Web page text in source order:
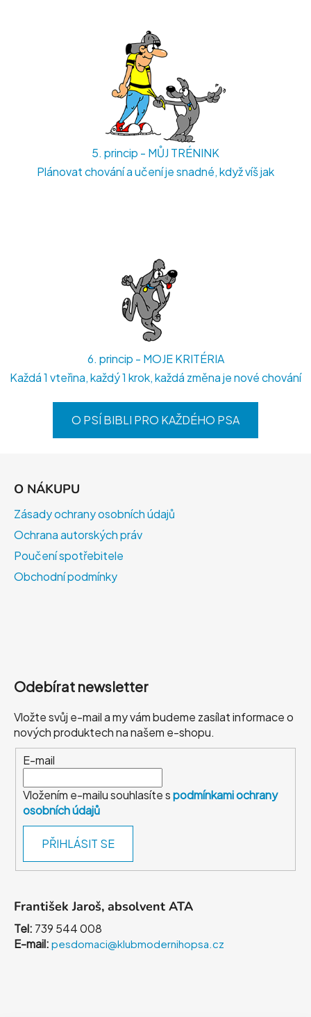
5. princip - MŮJ TRÉNINK
Plánovat chování a učení je snadné, když víš jak
6. princip - MOJE KRITÉRIA
Každá 1 vteřina, každý 1 krok, každá změna je nové chování
O PSÍ BIBLI PRO KAŽDÉHO PSA
O NÁKUPU
Zásady ochrany osobních údajů
Ochrana autorských práv
Poučení spotřebitele
Obchodní podmínky
Odebírat newsletter
Vložte svůj e-mail a my vám budeme zasílat informace o
nových produktech na našem e-shopu.
E-mail
Vložením e-mailu souhlasíte spodmínkami ochrany
osobních údajů
PŘIHLÁSIT SE
František Jaroš, absolvent ATA
Tel: 739 544 008
E-mail: pesdomaci@klubmodernihopsa.cz